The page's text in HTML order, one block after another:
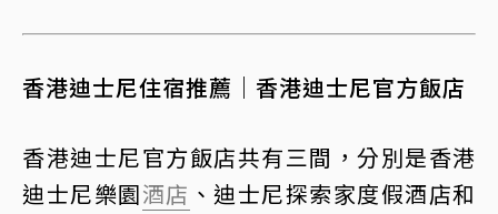
香港迪士尼住宿推薦｜香港迪士尼官方飯店
香港迪士尼官方飯店共有三間，分別是香港
迪士尼樂園酒店 、迪士尼探索家度假酒店和